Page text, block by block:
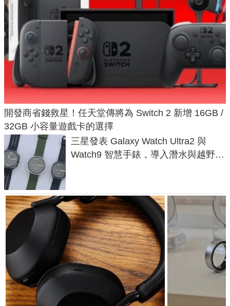
開發商省錢救星！任天堂傳將為 Switch 2 新增 16GB /
32GB 小容量遊戲卡的選擇
三星發表 Galaxy Watch Ultra2 與
Watch9 智慧手錶，導入潛水與越野跑